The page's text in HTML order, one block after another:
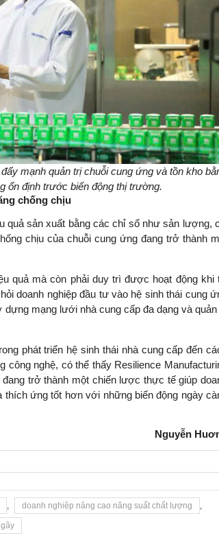
mạnh quản trị chuỗi cung ứng và tồn kho
ổn định trước biến động thị trường.
chống chịu
quả sản xuất bằng các chỉ số như sản lượng,
chịu của chuỗi cung ứng đang trở thành
quả mà còn phải duy trì được hoạt động khi
doanh nghiệp đầu tư vào hệ sinh thái cung
mạng lưới nhà cung cấp đa dạng và quản
phát triển hệ sinh thái nhà cung cấp đến
nghệ, có thể thấy Resilience
trở thành một chiến lược thực tế giúp
ứng tốt hơn với những biến động ngày
Nguyễn
, doanh nghiệp nâng cao năng suất chất lượng ,